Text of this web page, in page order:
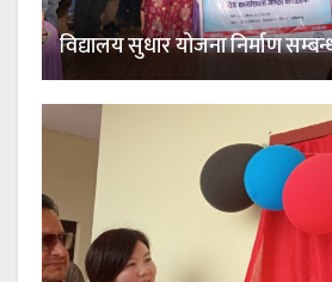
विद्यालय सुधार योजना निर्माण